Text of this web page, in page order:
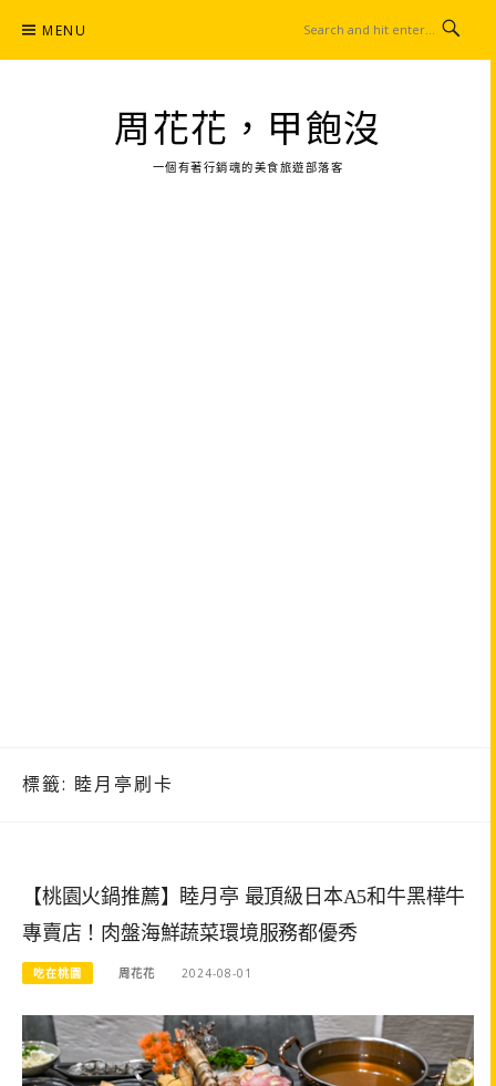
content
MENU
周花花，甲飽沒
一個有著行銷魂的美食旅遊部落客
標籤: 睦月亭刷卡
【桃園火鍋推薦】睦月亭 最頂級日本A5和牛黑樺牛
專賣店！肉盤海鮮蔬菜環境服務都優秀
吃在桃園 周花花 2024-08-01